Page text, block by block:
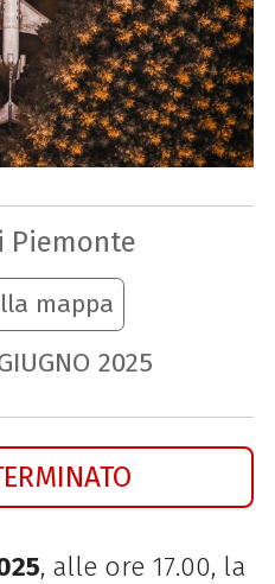
Piemonte
mappa
2025
, alle ore 17.00, la